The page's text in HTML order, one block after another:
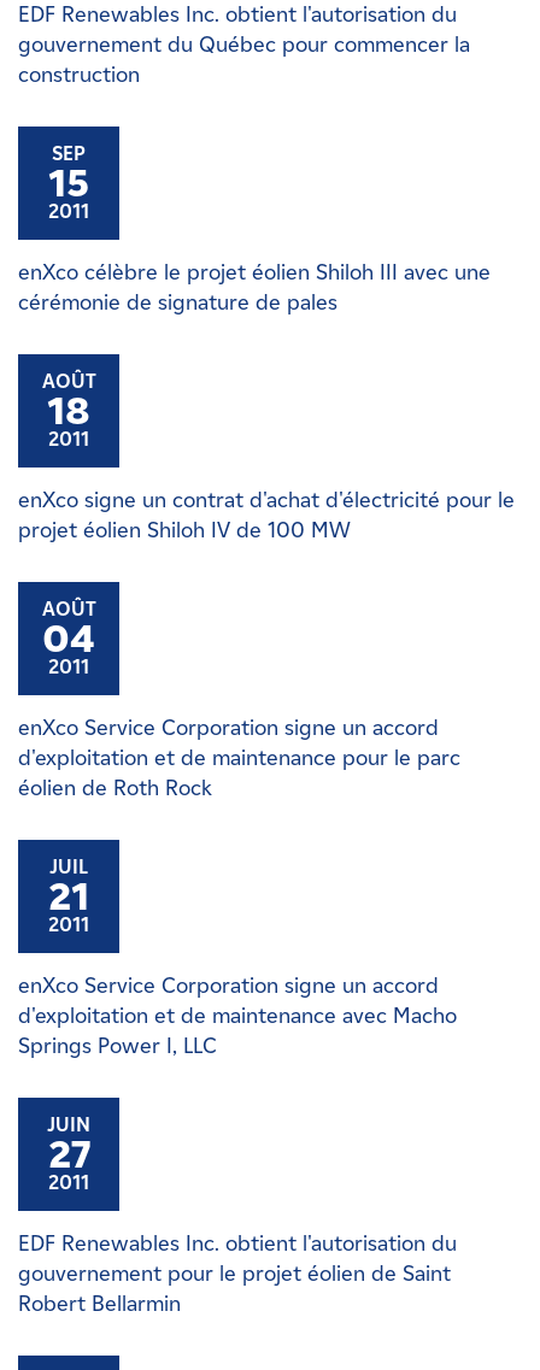
EDF Renewables Inc. obtient l'autorisation du
gouvernement du Québec pour commencer la
construction
SEP
15
2011
enXco célèbre le projet éolien Shiloh III avec une
cérémonie de signature de pales
AOÛT
18
2011
enXco signe un contrat d'achat d'électricité pour le
projet éolien Shiloh IV de 100 MW
AOÛT
04
2011
enXco Service Corporation signe un accord
d'exploitation et de maintenance pour le parc
éolien de Roth Rock
JUIL
21
2011
enXco Service Corporation signe un accord
d'exploitation et de maintenance avec Macho
Springs Power I, LLC
JUIN
27
2011
EDF Renewables Inc. obtient l'autorisation du
gouvernement pour le projet éolien de Saint
Robert Bellarmin